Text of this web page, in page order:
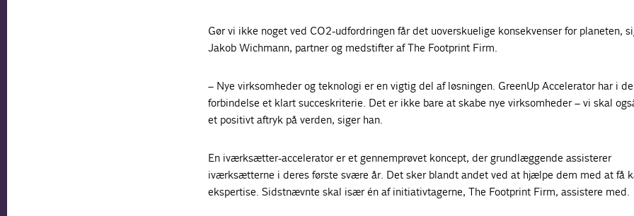
Gør vi ikke noget ved CO2-udfordringen får det uoverskuelige konsekvenser for planeten,
Jakob Wichmann, partner og medstifter af The Footprint Firm.
– Nye virksomheder og teknologi er en vigtig del af løsningen. GreenUp Accelerator har i
forbindelse et klart succeskriterie. Det er ikke bare at skabe nye virksomheder – vi skal
et positivt aftryk på verden, siger han.
En iværksætter-accelerator er et gennemprøvet koncept, der grundlæggende assisterer
iværksætterne i deres første svære år. Det sker blandt andet ved at hjælpe dem med at få
ekspertise. Sidstnævnte skal især én af initiativtagerne, The Footprint Firm, assistere med.